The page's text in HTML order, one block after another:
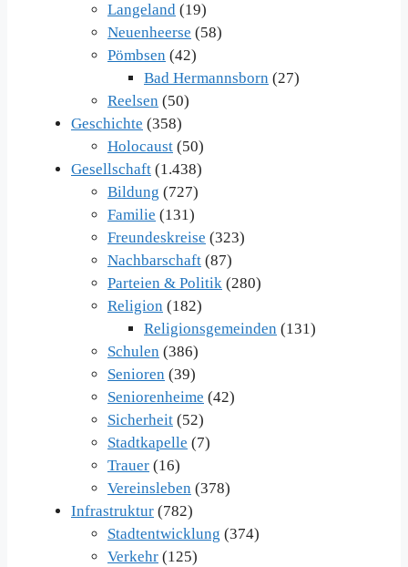
Langeland (19)
Neuenheerse (58)
Pömbsen (42)
Bad Hermannsborn (27)
Reelsen (50)
Geschichte (358)
Holocaust (50)
Gesellschaft (1.438)
Bildung (727)
Familie (131)
Freundeskreise (323)
Nachbarschaft (87)
Parteien & Politik (280)
Religion (182)
Religionsgemeinden (131)
Schulen (386)
Senioren (39)
Seniorenheime (42)
Sicherheit (52)
Stadtkapelle (7)
Trauer (16)
Vereinsleben (378)
Infrastruktur (782)
Stadtentwicklung (374)
Verkehr (125)